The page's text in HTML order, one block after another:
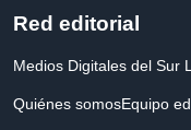
Red editorial
Medios Digitales del Sur
Quiénes somosEquipo